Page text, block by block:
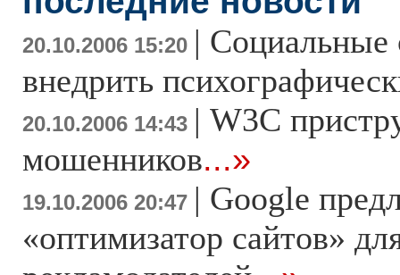
20.10.2006 15:20 | Социальные
внедрить
20.10.2006 14:43 | W3C
мошенников...»
19.10.2006 20:47 | Google
«оптимизатор сайтов»